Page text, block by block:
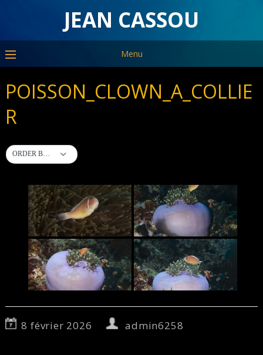
JEAN CASSOU
Menu
POISSON_CLOWN_A_COLLIE
R
ORDER BY DEFAULT
8 février 2026 admin6258